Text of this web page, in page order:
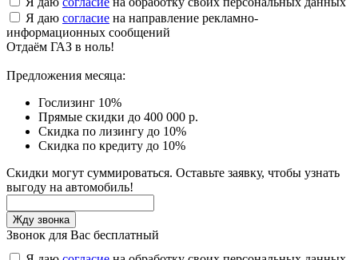
Я даю согласие на направление рекламно-
информационных сообщений
Отдаём ГАЗ в ноль!
Предложения месяца:
Гослизинг 10%
Прямые скидки до 400 000 р.
Скидка по лизингу до 10%
Скидка по кредиту до 10%
Скидки могут суммироваться. Оставьте заявку, чтобы узнать
выгоду на автомобиль!
Звонок для Вас бесплатный